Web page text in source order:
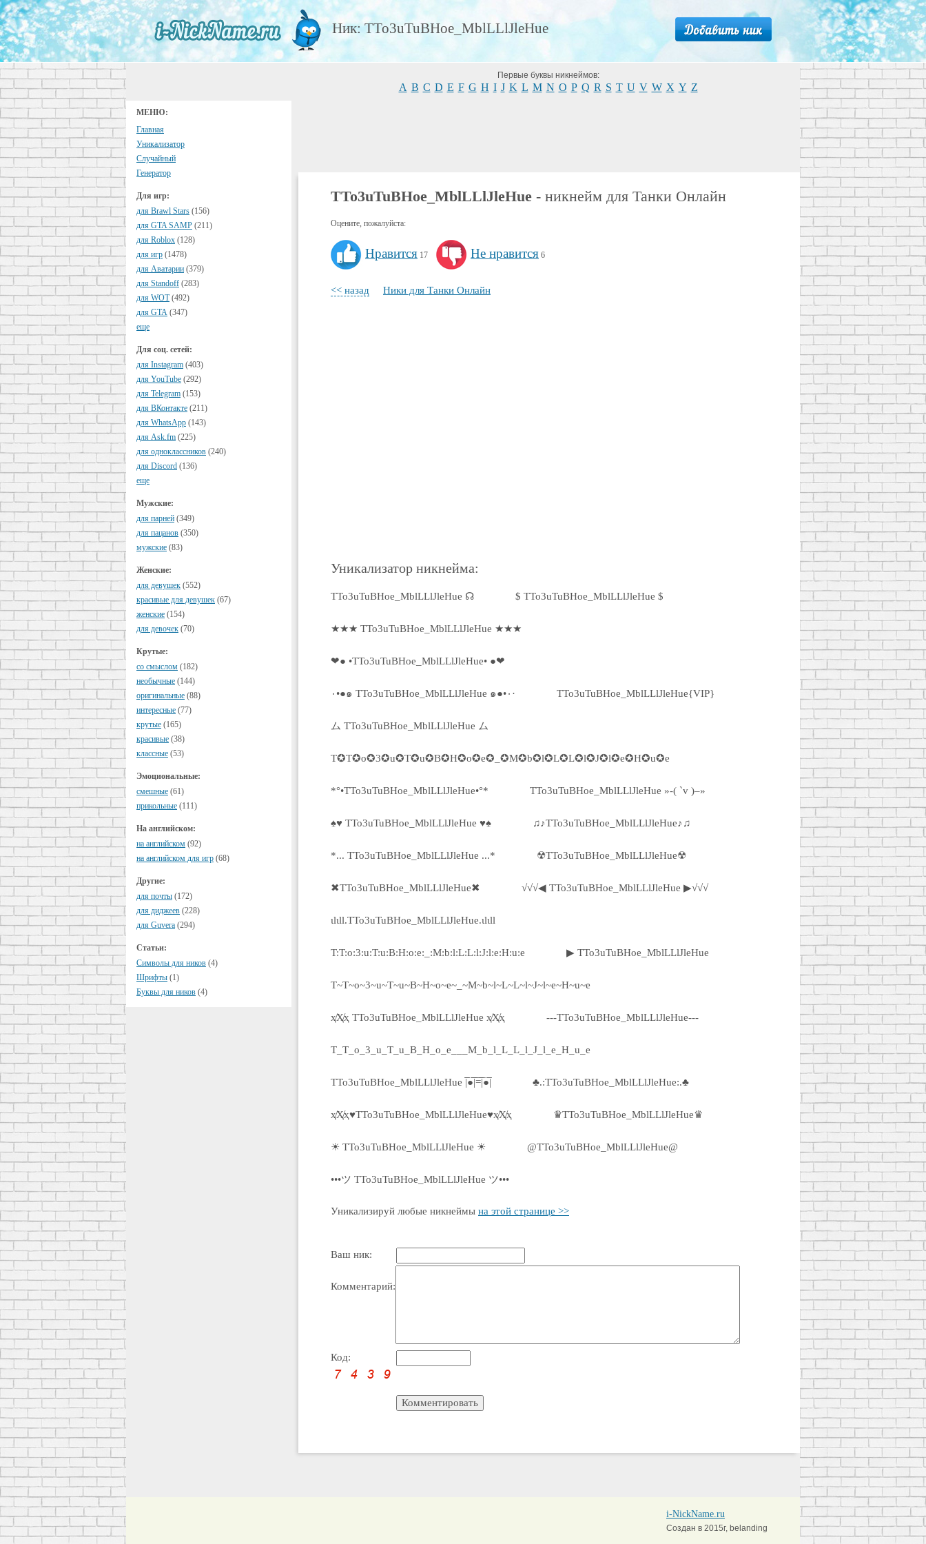
Ник: TTo3uTuBHoe_MblLLlJleHue
МЕНЮ:
Главная
Уникализатор
Случайный
Генератор
Для игр:
для Brawl Stars (156)
для GTA SAMP (211)
для Roblox (128)
для игр (1478)
для Аватарии (379)
для Standoff (283)
для WOT (492)
для GTA (347)
еще
Для соц. сетей:
для Instagram (403)
для YouTube (292)
для Telegram (153)
для ВКонтакте (211)
для WhatsApp (143)
для Ask.fm (225)
для одноклассников (240)
для Discord (136)
еще
Мужские:
для парней (349)
для пацанов (350)
мужские (83)
Женские:
для девушек (552)
красивые для девушек (67)
женские (154)
для девочек (70)
Крутые:
cо смыслом (182)
необычные (144)
оригинальные (88)
интересные (77)
крутые (165)
красивые (38)
классные (53)
Эмоциональные:
смешные (61)
прикольные (111)
На английском:
на английском (92)
на английском для игр (68)
Другие:
для почты (172)
для диджеев (228)
для Guvera (294)
Статьи:
Символы для ников (4)
Шрифты (1)
Буквы для ников (4)
Первые буквы никнеймов:
A B C D E F G H I J K L M N O P Q R S T U V W X Y Z
TTo3uTuBHoe_MblLLlJleHue - никнейм для Танки Онлайн
Оцените, пожалуйста:
Нравится 17 Не нравится 6
<< назад Ники для Танки Онлайн
Уникализатор никнейма:
TTo3uTuBHoe_MblLLlJleHue ☊ $ TTo3uTuBHoe_MblLLlJleHue $
★★★ TTo3uTuBHoe_MblLLlJleHue ★★★
❤● •TTo3uTuBHoe_MblLLlJleHue• ●❤
٠•●๑ TTo3uTuBHoe_MblLLlJleHue ๑●•٠· TTo3uTuBHoe_MblLLlJleHue{VIP}
ム TTo3uTuBHoe_MblLLlJleHue ム
T✪T✪o✪3✪u✪T✪u✪B✪H✪o✪e✪_✪M✪b✪l✪L✪L✪l✪J✪l✪e✪H✪u✪e
*°•TTo3uTuBHoe_MblLLlJleHue•°* TTo3uTuBHoe_MblLLlJleHue »-( `v )–»
♠♥ TTo3uTuBHoe_MblLLlJleHue ♥♠ ♫♪TTo3uTuBHoe_MblLLlJleHue♪♫
*... TTo3uTuBHoe_MblLLlJleHue ...* ☢TTo3uTuBHoe_MblLLlJleHue☢
✖TTo3uTuBHoe_MblLLlJleHue✖ √√√◀ TTo3uTuBHoe_MblLLlJleHue ▶√√√
ιlιll.TTo3uTuBHoe_MblLLlJleHue.ιlιll
T:T:o:3:u:T:u:B:H:o:e:_:M:b:l:L:L:l:J:l:e:H:u:e ▶ TTo3uTuBHoe_MblLLlJleHue
T~T~o~3~u~T~u~B~H~o~e~_~M~b~l~L~L~l~J~l~e~H~u~e
ҳ̸Ҳ̸ҳ TTo3uTuBHoe_MblLLlJleHue ҳ̸Ҳ̸ҳ ---TTo3uTuBHoe_MblLLlJleHue---
T_T_o_3_u_T_u_B_H_o_e___M_b_l_L_L_l_J_l_e_H_u_e
TTo3uTuBHoe_MblLLlJleHue |̅̅●̅̅|̅̅=̅̅|̅●̅̅| ♣.:TTo3uTuBHoe_MblLLlJleHue:.♣
ҳ̸Ҳ̸ҳ♥TTo3uTuBHoe_MblLLlJleHue♥ҳ̸Ҳ̸ҳ ♛TTo3uTuBHoe_MblLLlJleHue♛
☀ TTo3uTuBHoe_MblLLlJleHue ☀ @TTo3uTuBHoe_MblLLlJleHue@
•••ツ TTo3uTuBHoe_MblLLlJleHue ツ•••
Уникализируй любые никнеймы на этой странице >>
Ваш ник:
Комментарий:
Код:
i-NickName.ru
Создан в 2015г, belanding